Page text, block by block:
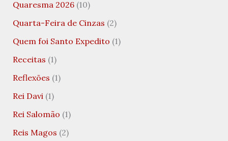
Quaresma 2026(10)
Quarta-Feira de Cinzas (2)
Quem foi Santo Expedito (1)
Receitas (1)
Reflexões (1)
Rei Davi(1)
Rei Salomão (1)
Reis Magos (2)